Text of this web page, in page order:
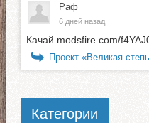
Раф
6 дней назад
Качай modsfire.com/
Проект «Великая
Категории